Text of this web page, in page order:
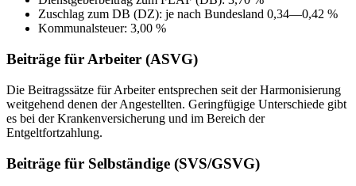
Zuschlag zum DB (DZ): je nach Bundesland 0,34—0,42 %
Kommunalsteuer: 3,00 %
Beiträge für Arbeiter (ASVG)
Die Beitragssätze für Arbeiter entsprechen seit der Harmonisierung
weitgehend denen der Angestellten. Geringfügige Unterschiede gibt
es bei der Krankenversicherung und im Bereich der
Entgeltfortzahlung.
Beiträge für Selbständige (SVS/GSVG)